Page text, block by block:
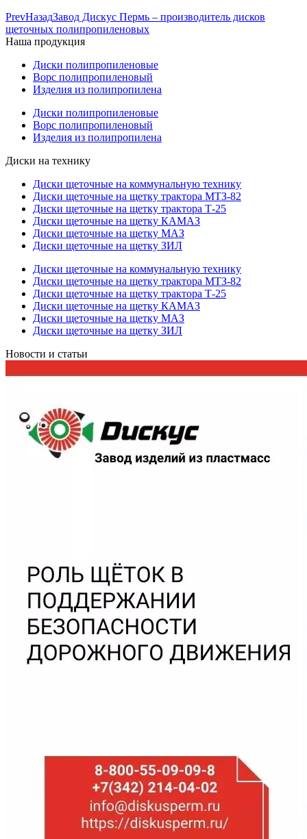
PrevНазадЗавод Дискус Пермь – производитель дисков
щеточных полипропиленовых
Наша продукция
Диски полипропиленовые
Ворс полипропиленовый
Изделия из полипропилена
Диски полипропиленовые
Ворс полипропиленовый
Изделия из полипропилена
Диски на технику
Диски щеточные на коммунальную технику
Диски щеточные на щетку трактора МТЗ-82
Диски щеточные на щетку трактора Т-25
Диски щеточные на щетку КАМАЗ
Диски щеточные на щетку МАЗ
Диски щеточные на щетку ЗИЛ
Диски щеточные на коммунальную технику
Диски щеточные на щетку трактора МТЗ-82
Диски щеточные на щетку трактора Т-25
Диски щеточные на щетку КАМАЗ
Диски щеточные на щетку МАЗ
Диски щеточные на щетку ЗИЛ
Новости и статьи